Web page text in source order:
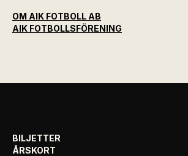
OM AIK FOTBOLL AB
AIK FOTBOLLSFÖRENING
BILJETTER
ÅRSKORT